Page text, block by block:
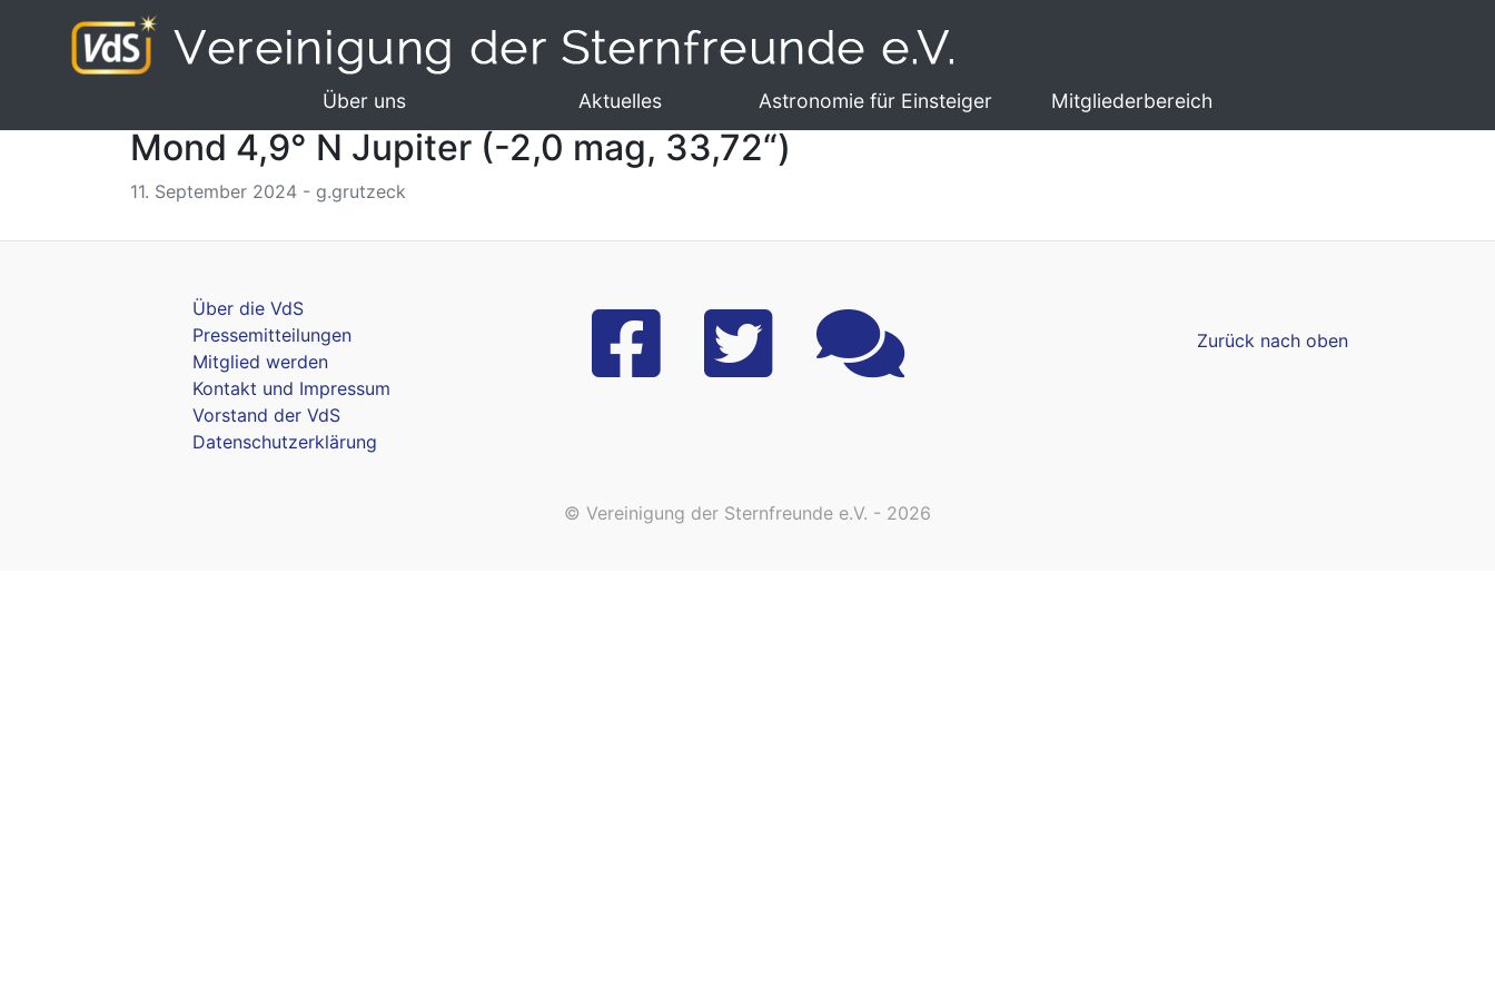
Über uns Aktuelles Astronomie für Einsteiger Mitgliederbereich
Mond 4,9° N Jupiter (-2,0 mag, 33,72“)
11. September 2024 - g.grutzeck
Über die VdS
Pressemitteilungen
Mitglied werden
Kontakt und Impressum
Vorstand der VdS
Datenschutzerklärung
Zurück nach oben
© Vereinigung der Sternfreunde e.V. - 2026